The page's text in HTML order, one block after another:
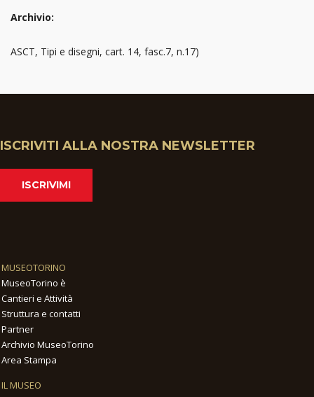
Archivio:
ASCT, Tipi e disegni, cart. 14, fasc.7, n.17)
ISCRIVITI ALLA NOSTRA NEWSLETTER
ISCRIVIMI
MUSEOTORINO
MuseoTorino è
Cantieri e Attività
Struttura e contatti
Partner
Archivio MuseoTorino
Area Stampa
IL MUSEO